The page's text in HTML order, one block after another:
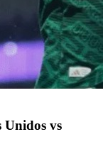
vs